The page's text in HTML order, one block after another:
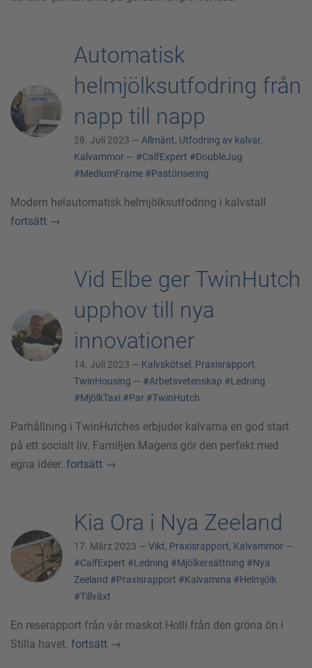
Automatisk
helmjölksutfodring från
napp till napp
28. Juli 2023 — Allmänt, Utfodring av kalvar,
Kalvammor — #CalfExpert #DoubleJug
#MediumFrame #Pastörisering
Modern helautomatisk helmjölksutfodring i kalvstall
fortsätt →
Vid Elbe ger TwinHutch
upphov till nya
innovationer
14. Juli 2023 — Kalvskötsel , Praxisrapport,
TwinHousing — #Arbetsvetenskap #Ledning
#MjölkTaxi #Par #TwinHutch
Parhållning i TwinHutches erbjuder kalvarna en god start
på ett socialt liv. Familjen Magens gör den perfekt med
egna idéer. fortsätt →
Kia Ora i Nya Zeeland
17. März 2023 — Vikt, Praxisrapport, Kalvammor —
#CalfExpert #Ledning #Mjölkersättning #Nya
Zeeland #Praxisrapport #Kalvamma #Helmjölk
#Tillväxt
En reserapport från vår maskot Holli från den gröna ön i
Stilla havet. fortsätt →